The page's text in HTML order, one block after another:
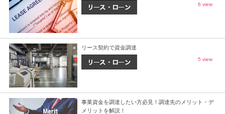
6 view
リース契約で資金調達
5 view
事業資金を調達したい方必見！調達先のメリット・デ
メリットを解説！